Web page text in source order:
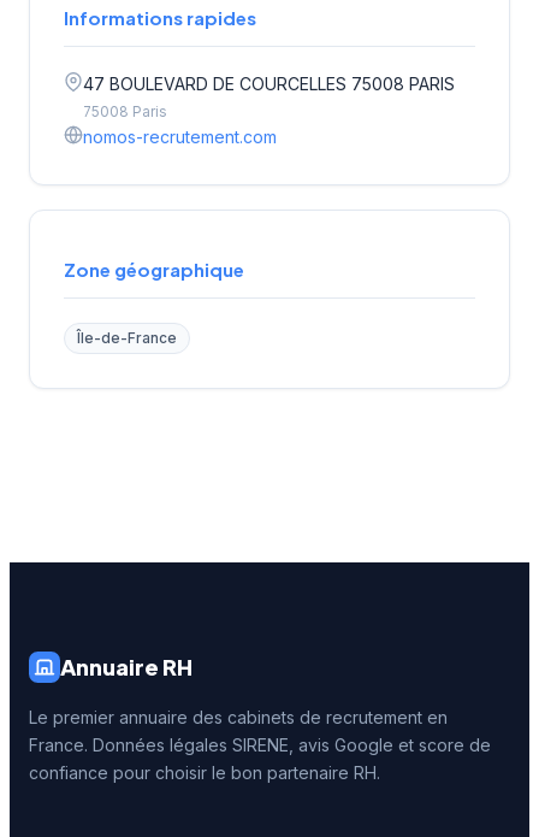
Informations rapides
47 BOULEVARD DE COURCELLES 75008 PARIS
75008 Paris
nomos-recrutement.com
Zone géographique
Île-de-France
Annuaire RH
Le premier annuaire des cabinets de recrutement en
France. Données légales SIRENE, avis Google et score de
confiance pour choisir le bon partenaire RH.